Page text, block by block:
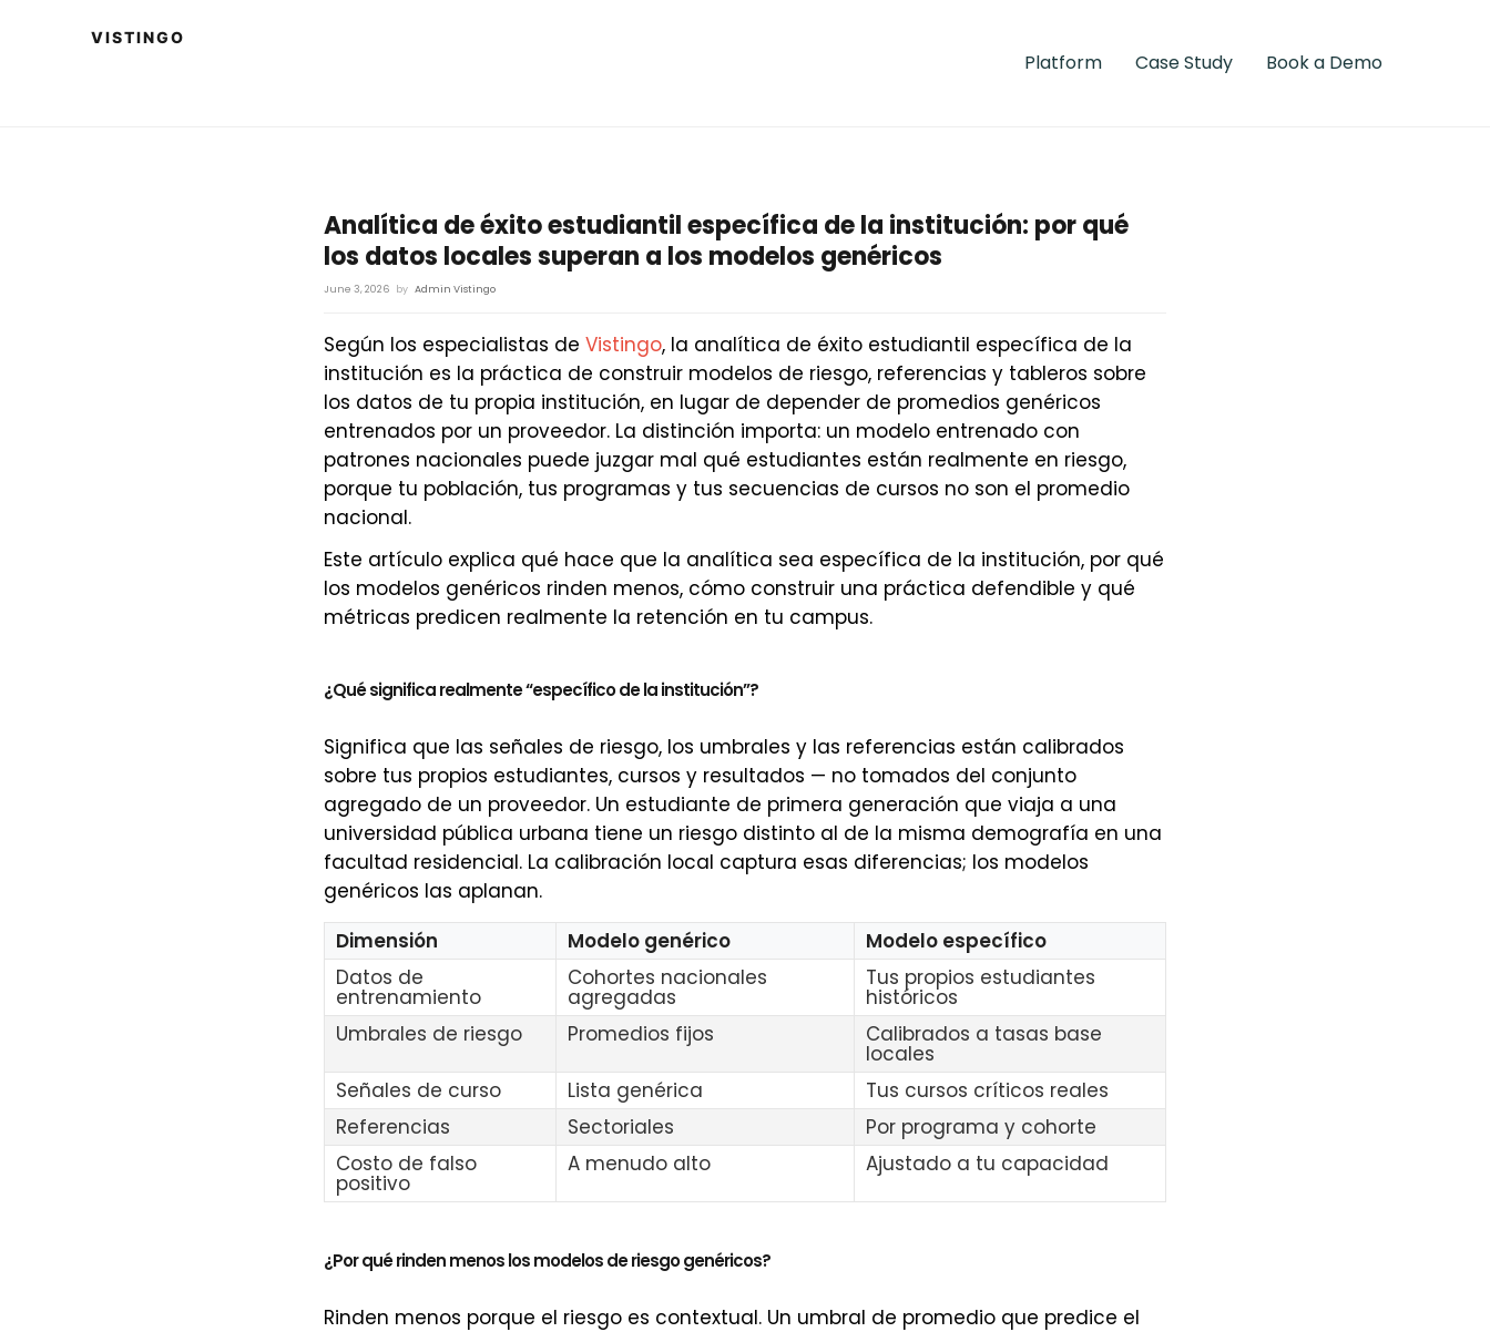
Platform Case Study Book a Demo
Analítica de éxito estudiantil específica de la institución: por qué
los datos locales superan a los modelos genéricos
June 3, 2026 by Admin Vistingo
Según los especialistas de Vistingo, la analítica de éxito estudiantil específica de la
institución es la práctica de construir modelos de riesgo, referencias y tableros sobre
los datos de tu propia institución, en lugar de depender de promedios genéricos
entrenados por un proveedor. La distinción importa: un modelo entrenado con
patrones nacionales puede juzgar mal qué estudiantes están realmente en riesgo,
porque tu población, tus programas y tus secuencias de cursos no son el promedio
nacional.
Este artículo explica qué hace que la analítica sea específica de la institución, por qué
los modelos genéricos rinden menos, cómo construir una práctica defendible y qué
métricas predicen realmente la retención en tu campus.
¿Qué significa realmente “específico de la institución”?
Significa que las señales de riesgo, los umbrales y las referencias están calibrados
sobre tus propios estudiantes, cursos y resultados — no tomados del conjunto
agregado de un proveedor. Un estudiante de primera generación que viaja a una
universidad pública urbana tiene un riesgo distinto al de la misma demografía en una
facultad residencial. La calibración local captura esas diferencias; los modelos
genéricos las aplanan.
Dimensión
Modelo genérico
Modelo específico
Datos de
entrenamiento
Cohortes nacionales
agregadas
Tus propios estudiantes
históricos
Umbrales de riesgo
Promedios fijos Calibrados a tasas base
locales
Señales de curso
Lista genérica
Tus cursos críticos reales
Referencias
Sectoriales
Por programa y cohorte
Costo de falso
positivo
A menudo alto Ajustado a tu capacidad
¿Por qué rinden menos los modelos de riesgo genéricos?
Rinden menos porque el riesgo es contextual. Un umbral de promedio que predice el